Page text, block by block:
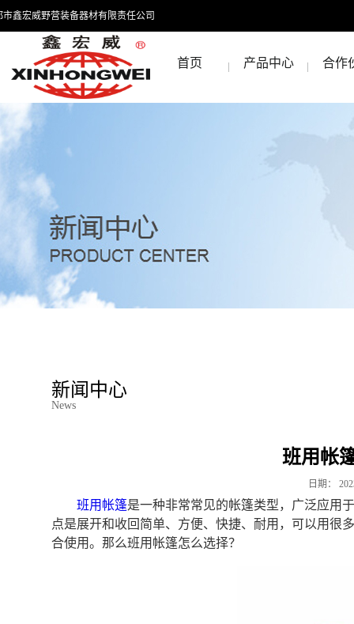
市鑫宏威野营装备器材有限责任公司
首页 产品中心 合作
新闻中心
News
班用帐
日期：
班用帐篷是一种非常常见的帐篷类型，广泛应用
点是展开和收回简单、方便、快捷、耐用，可以用很
合使用。那么班用帐篷怎么选择？